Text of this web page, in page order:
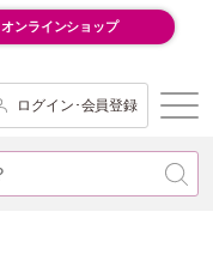
オンラインショップ
ログイン･会員登録